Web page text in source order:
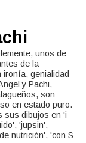
unos de
de la
ironía, genialidad
y Pachi,
son
en estado puro.
sus dibujos en 'i
'jupsin',
nutrición', 'con S